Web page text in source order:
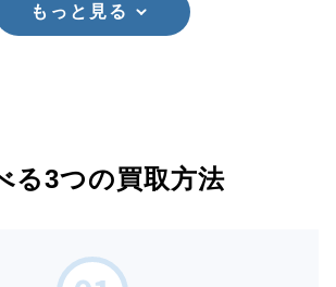
もっと見る
る3つの買取方法